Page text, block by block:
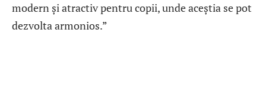
modern și atractiv pentru copii, unde aceștia se pot
dezvolta armonios.”